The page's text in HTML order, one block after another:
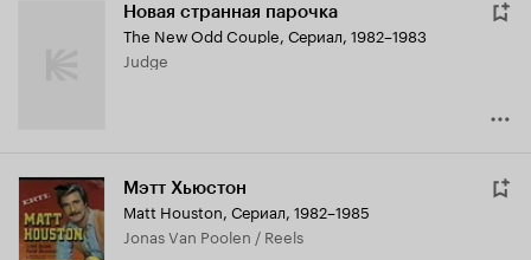
Новая странная парочка
The New Odd Couple, Сериал, 1982–1983
Judge
Мэтт Хьюстон
Matt Houston, Сериал, 1982–1985
Jonas Van Poolen / Reels